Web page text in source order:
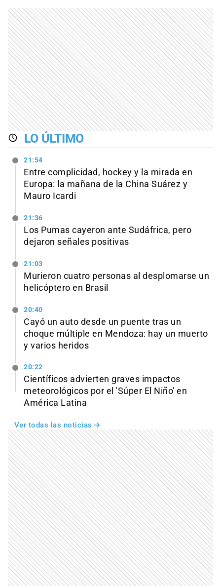
LO ÚLTIMO
21:54
Entre complicidad, hockey y la mirada en
Europa: la mañana de la China Suárez y
Mauro Icardi
21:36
Los Pumas cayeron ante Sudáfrica, pero
dejaron señales positivas
21:03
Murieron cuatro personas al desplomarse un
helicóptero en Brasil
20:40
Cayó un auto desde un puente tras un
choque múltiple en Mendoza: hay un muerto
y varios heridos
20:22
Científicos advierten graves impactos
meteorológicos por el 'Súper El Niño' en
América Latina
Ver todas las noticias